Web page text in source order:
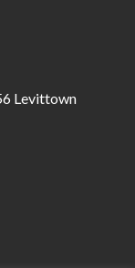
Levittown